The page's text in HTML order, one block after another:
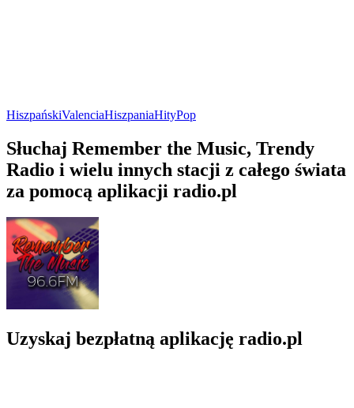
HiszpańskiValenciaHiszpaniaHityPop
Słuchaj Remember the Music, Trendy
Radio i wielu innych stacji z całego świata
za pomocą aplikacji radio.pl
Uzyskaj bezpłatną aplikację radio.pl